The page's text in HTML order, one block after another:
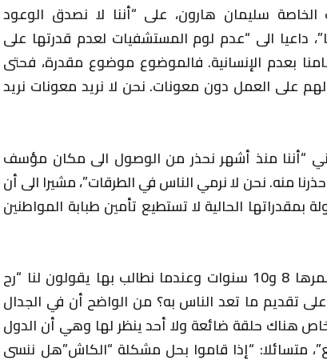
سليمان هارون، على “أننا لا نصدق الوعود
داعيا الى “عدم لوم المستشفيات لعدم قدرتها على
بعدم الإنسانية. فالموضوع موضوع مقدرة، فحتى
لهم على العمل دون معونات. نحن لا نريد معونات نريد
“أننا منذ أشهر نحذر من الوصول الى مكان مؤسف
منه. نحن لا نرمي الناس في الطرقات”، مشيرا الى أن
الحالية لا تستطيع تأمين طبابة المواطنين
ولفت الى أن “هناك مستحقات عمرها 8 و10 سنوات وعندما نطالب بها يقولون لنا “رح
تقديم ما تعد الناس به؟ من الواضح أن في الجدال
هناك حلقة ضائعة ولا أحد ينظر لها وهي أن الدول
متسائلا: “إذا قاموا بحل مشكلة “الكاش”هل ننسى